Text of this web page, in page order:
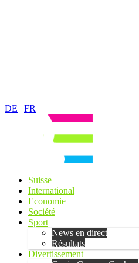
DE | FR
Suisse
International
Economie
Société
Sport
News en direct
Résultats
Divertissement